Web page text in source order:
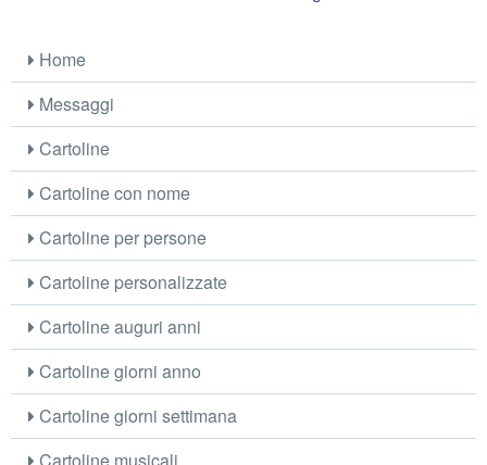
Home
Messaggi
Cartoline
Cartoline con nome
Cartoline per persone
Cartoline personalizzate
Cartoline auguri anni
Cartoline giorni anno
Cartoline giorni settimana
Cartoline musicali